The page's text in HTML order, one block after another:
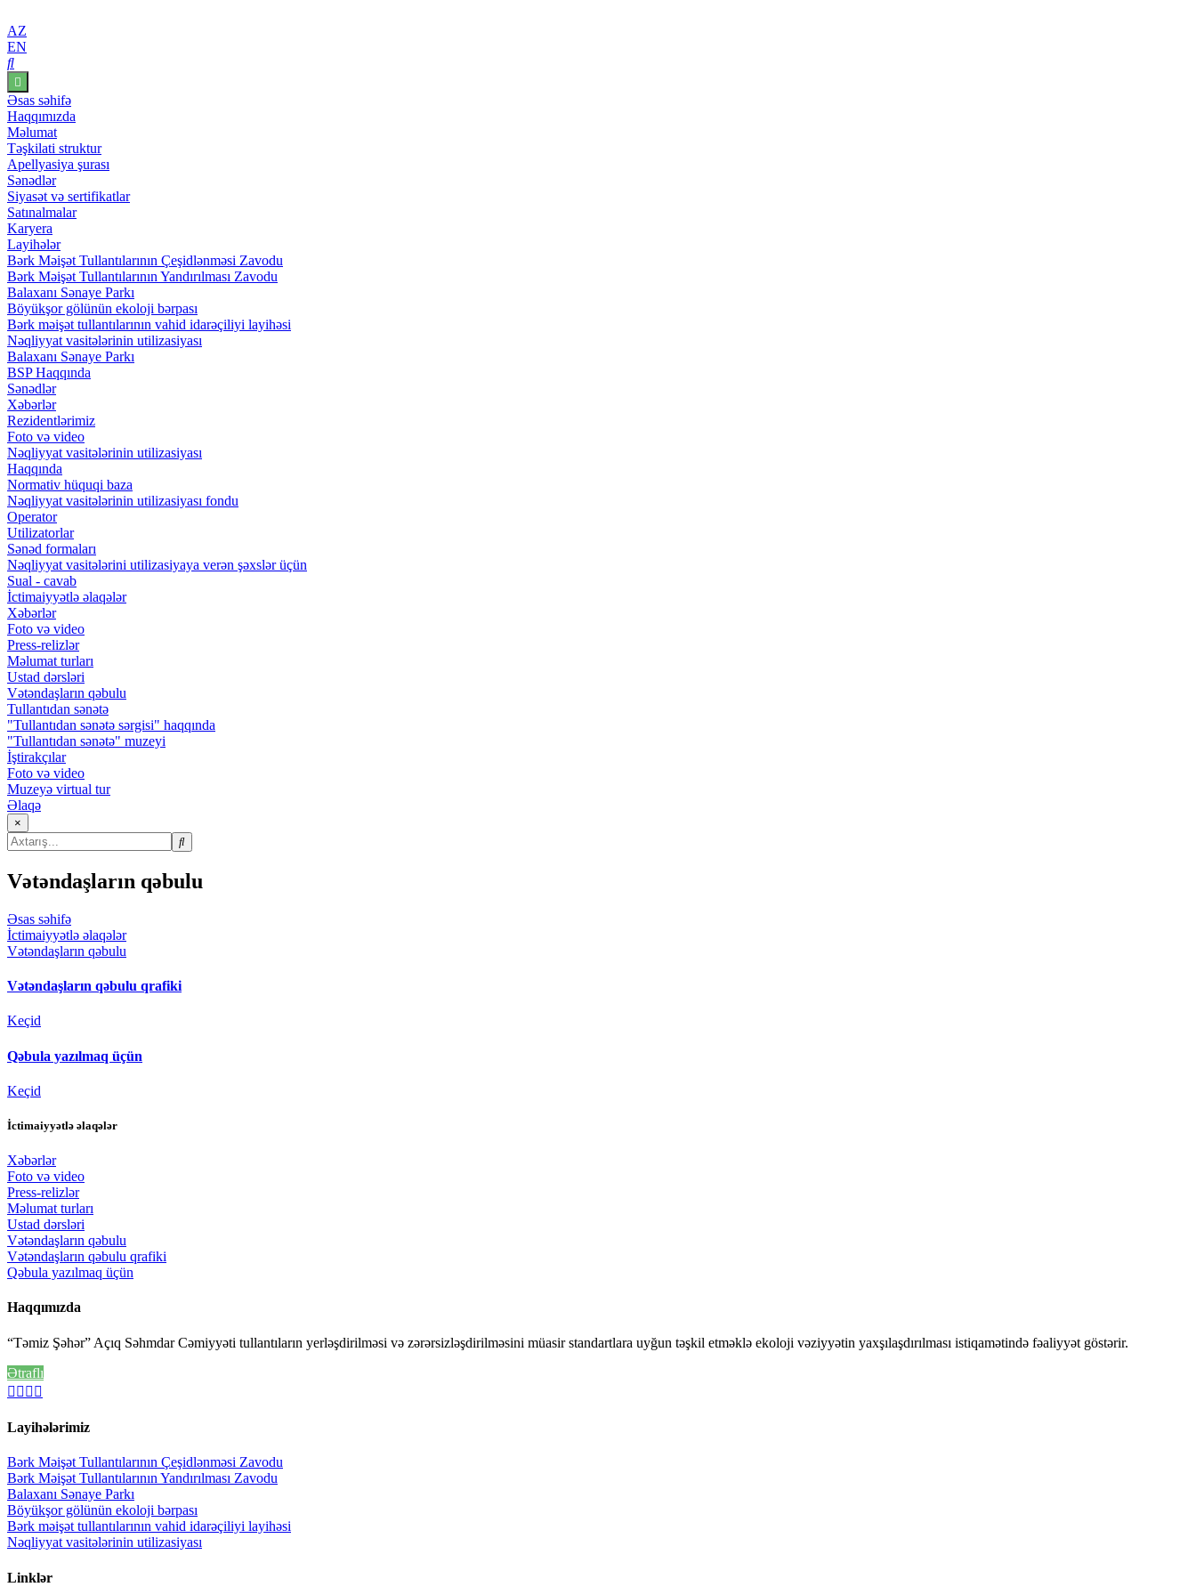
AZ
EN
Əsas səhifə
Haqqımızda
Məlumat
Təşkilati struktur
Apellyasiya şurası
Sənədlər
Siyasət və sertifikatlar
Satınalmalar
Karyera
Layihələr
Bərk Məişət Tullantılarının Çeşidlənməsi Zavodu
Bərk Məişət Tullantılarının Yandırılması Zavodu
Balaxanı Sənaye Parkı
Böyükşor gölünün ekoloji bərpası
Bərk məişət tullantılarının vahid idarəçiliyi layihəsi
Nəqliyyat vasitələrinin utilizasiyası
Balaxanı Sənaye Parkı
BSP Haqqında
Sənədlər
Xəbərlər
Rezidentlərimiz
Foto və video
Nəqliyyat vasitələrinin utilizasiyası
Haqqında
Normativ hüquqi baza
Nəqliyyat vasitələrinin utilizasiyası fondu
Operator
Utilizatorlar
Sənəd formaları
Nəqliyyat vasitələrini utilizasiyaya verən şəxslər üçün
Sual - cavab
İctimaiyyətlə əlaqələr
Xəbərlər
Foto və video
Press-relizlər
Məlumat turları
Ustad dərsləri
Vətəndaşların qəbulu
Tullantıdan sənətə
"Tullantıdan sənətə sərgisi" haqqında
"Tullantıdan sənətə" muzeyi
İştirakçılar
Foto və video
Muzeyə virtual tur
Əlaqə
×
Vətəndaşların qəbulu
Əsas səhifə
İctimaiyyətlə əlaqələr
Vətəndaşların qəbulu
Vətəndaşların qəbulu qrafiki
Keçid
Qəbula yazılmaq üçün
Keçid
İctimaiyyətlə əlaqələr
Xəbərlər
Foto və video
Press-relizlər
Məlumat turları
Ustad dərsləri
Vətəndaşların qəbulu
Vətəndaşların qəbulu qrafiki
Qəbula yazılmaq üçün
Haqqımızda
“Təmiz Şəhər” Açıq Səhmdar Cəmiyyəti tullantıların yerləşdirilməsi və zərərsizləşdirilməsini müasir standartlara uyğun təşkil etməklə ekoloji vəziyyətin yaxşılaşdırılması istiqamətində fəaliyyət göstərir.
Ətraflı
Layihələrimiz
Bərk Məişət Tullantılarının Çeşidlənməsi Zavodu
Bərk Məişət Tullantılarının Yandırılması Zavodu
Balaxanı Sənaye Parkı
Böyükşor gölünün ekoloji bərpası
Bərk məişət tullantılarının vahid idarəçiliyi layihəsi
Nəqliyyat vasitələrinin utilizasiyası
Linklər